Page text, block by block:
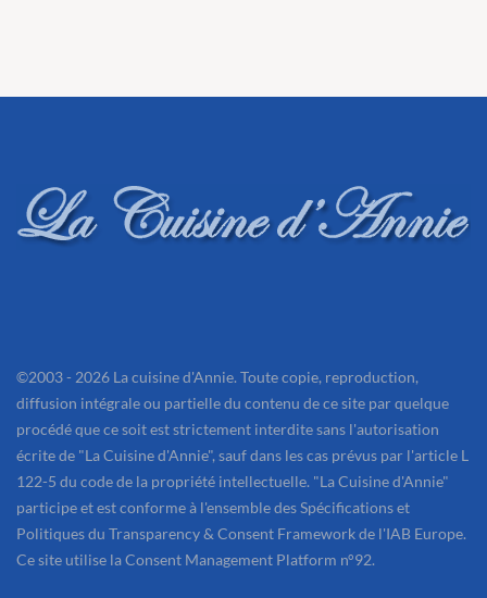
©2003 - 2026 La cuisine d'Annie. Toute copie, reproduction,
diffusion intégrale ou partielle du contenu de ce site par quelque
procédé que ce soit est strictement interdite sans l'autorisation
écrite de "La Cuisine d'Annie", sauf dans les cas prévus par l'article L
122-5 du code de la propriété intellectuelle. "La Cuisine d'Annie"
participe et est conforme à l'ensemble des Spécifications et
Politiques du Transparency & Consent Framework de l'IAB Europe.
Ce site utilise la Consent Management Platform n°92.